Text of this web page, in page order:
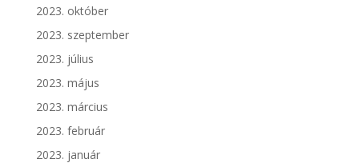
2023. október
2023. szeptember
2023. július
2023. május
2023. március
2023. február
2023. január